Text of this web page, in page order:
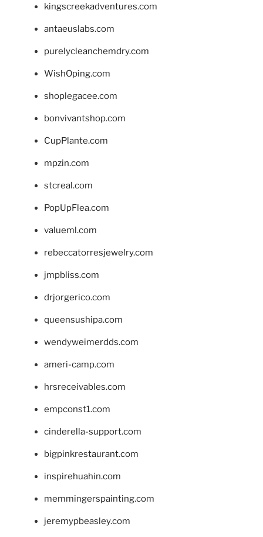
kingscreekadventures.com
antaeuslabs.com
purelycleanchemdry.com
WishOping.com
shoplegacee.com
bonvivantshop.com
CupPlante.com
mpzin.com
stcreal.com
PopUpFlea.com
valueml.com
rebeccatorresjewelry.com
jmpbliss.com
drjorgerico.com
queensushipa.com
wendyweimerdds.com
ameri-camp.com
hrsreceivables.com
empconst1.com
cinderella-support.com
bigpinkrestaurant.com
inspirehuahin.com
memmingerspainting.com
jeremypbeasley.com